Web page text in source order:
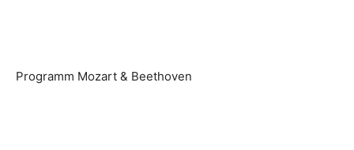
Programm Mozart & Beethoven